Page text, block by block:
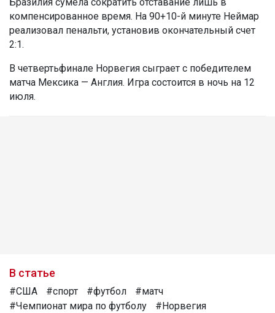
Бразилия сумела сократить отставание лишь в
компенсированное время. На 90+10-й минуте Неймар
реализовал пенальти, установив окончательный счет
2:1.
В четвертьфинале Норвегия сыграет с победителем
матча Мексика — Англия. Игра состоится в ночь на 12
июля.
В статье
#США #спорт #футбол
#матч
#Чемпионат мира по футболу
#Норвегия